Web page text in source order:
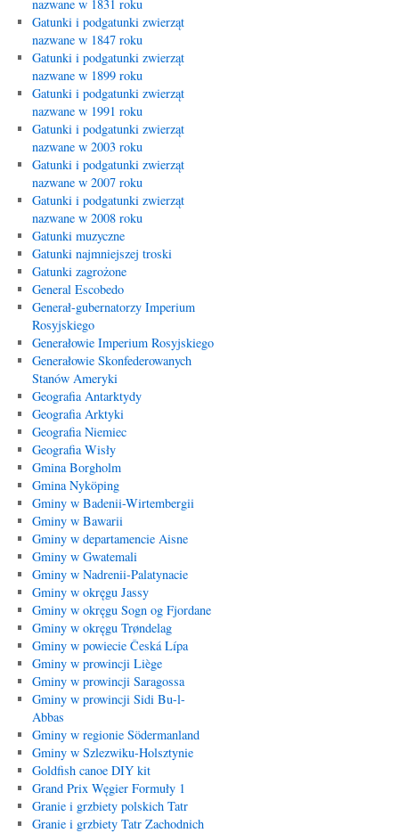
nazwane w 1831 roku
Gatunki i podgatunki zwierząt
nazwane w 1847 roku
Gatunki i podgatunki zwierząt
nazwane w 1899 roku
Gatunki i podgatunki zwierząt
nazwane w 1991 roku
Gatunki i podgatunki zwierząt
nazwane w 2003 roku
Gatunki i podgatunki zwierząt
nazwane w 2007 roku
Gatunki i podgatunki zwierząt
nazwane w 2008 roku
Gatunki muzyczne
Gatunki najmniejszej troski
Gatunki zagrożone
General Escobedo
Generał-gubernatorzy Imperium
Rosyjskiego
Generałowie Imperium Rosyjskiego
Generałowie Skonfederowanych
Stanów Ameryki
Geografia Antarktydy
Geografia Arktyki
Geografia Niemiec
Geografia Wisły
Gmina Borgholm
Gmina Nyköping
Gminy w Badenii-Wirtembergii
Gminy w Bawarii
Gminy w departamencie Aisne
Gminy w Gwatemali
Gminy w Nadrenii-Palatynacie
Gminy w okręgu Jassy
Gminy w okręgu Sogn og Fjordane
Gminy w okręgu Trøndelag
Gminy w powiecie Česká Lípa
Gminy w prowincji Liège
Gminy w prowincji Saragossa
Gminy w prowincji Sidi Bu-l-
Abbas
Gminy w regionie Södermanland
Gminy w Szlezwiku-Holsztynie
Goldfish canoe DIY kit
Grand Prix Węgier Formuły 1
Granie i grzbiety polskich Tatr
Granie i grzbiety Tatr Zachodnich